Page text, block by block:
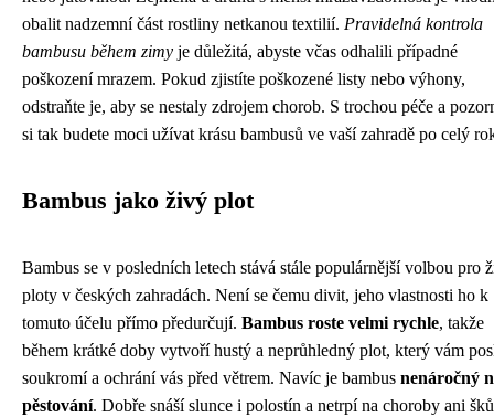
obalit nadzemní část rostliny netkanou textilií. Pravidelná kontrola
bambusu během zimy je důležitá, abyste včas odhalili případné
poškození mrazem. Pokud zjistíte poškozené listy nebo výhony,
odstraňte je, aby se nestaly zdrojem chorob. S trochou péče a
si tak budete moci užívat krásu bambusů ve vaší zahradě po celý
Bambus jako živý plot
Bambus se v posledních letech stává stále populárnější volbou pro
ploty v českých zahradách. Není se čemu divit, jeho vlastnosti ho k
tomuto účelu přímo předurčují. Bambus roste velmi rychle, takže
během krátké doby vytvoří hustý a neprůhledný plot, který vám
soukromí a ochrání vás před větrem. Navíc je bambus nenáročný
pěstování. Dobře snáší slunce i polostín a netrpí na choroby ani